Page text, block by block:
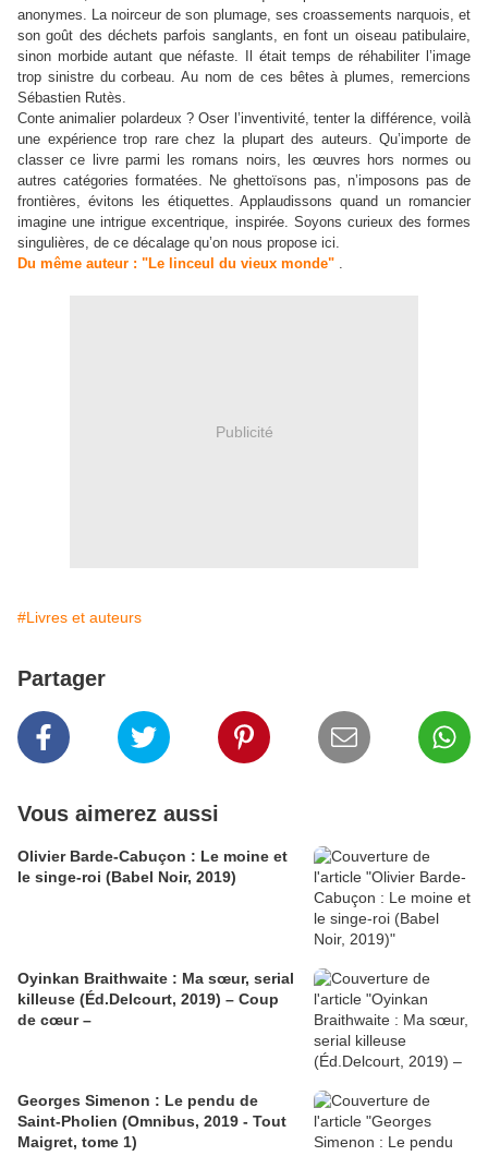
anonymes. La noirceur de son plumage, ses croassements narquois, et
son goût des déchets parfois sanglants, en font un oiseau patibulaire,
sinon morbide autant que néfaste. Il était temps de réhabiliter l’image
trop sinistre du corbeau. Au nom de ces bêtes à plumes, remercions
Sébastien Rutès.
Conte animalier polardeux ? Oser l’inventivité, tenter la différence, voilà
une expérience trop rare chez la plupart des auteurs. Qu’importe de
classer ce livre parmi les romans noirs, les œuvres hors normes ou
autres catégories formatées. Ne ghettoïsons pas, n’imposons pas de
frontières, évitons les étiquettes. Applaudissons quand un romancier
imagine une intrigue excentrique, inspirée. Soyons curieux des formes
singulières, de ce décalage qu’on nous propose ici.
Du même auteur : "Le linceul du vieux monde" .
Publicité
#Livres et auteurs
Partager
Vous aimerez aussi
Olivier Barde-Cabuçon : Le moine et
le singe-roi (Babel Noir, 2019)
Oyinkan Braithwaite : Ma sœur, serial
killeuse (Éd.Delcourt, 2019) – Coup
de cœur –
Georges Simenon : Le pendu de
Saint-Pholien (Omnibus, 2019 - Tout
Maigret, tome 1)